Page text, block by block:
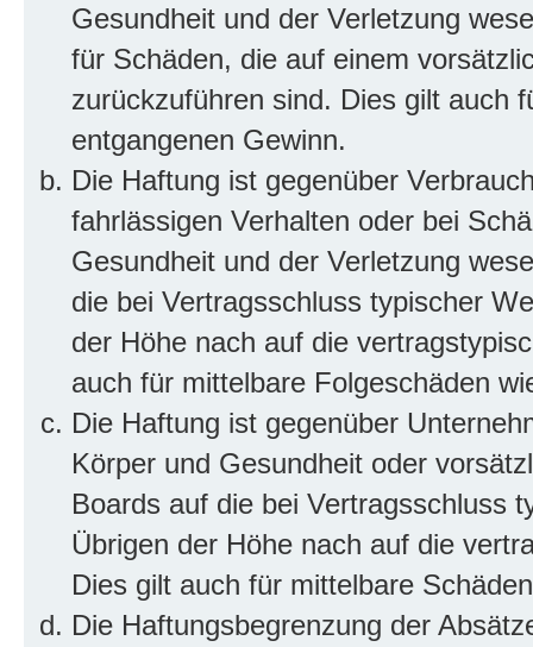
Gesundheit und der Verletzung
für Schäden, die auf einem
zurückzuführen sind. Dies gilt auch
entgangenen Gewinn.
Die Haftung ist gegenüber
fahrlässigen Verhalten oder bei
Gesundheit und der Verletzung
die bei Vertragsschluss typischer
der Höhe nach auf die
auch für mittelbare Folgeschäden
Die Haftung ist gegenüber
Körper und Gesundheit oder
Boards auf die bei Vertragsschluss
Übrigen der Höhe nach auf die
Dies gilt auch für mittelbare
Die Haftungsbegrenzung der